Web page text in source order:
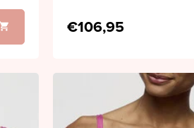
€106,95